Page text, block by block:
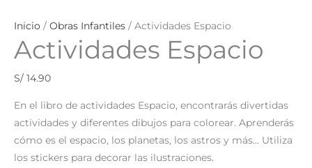
Inicio / Obras Infantiles / Actividades Espacio
Actividades Espacio
S/ 14.90
En el libro de actividades Espacio, encontrarás divertidas
actividades y diferentes dibujos para colorear. Aprenderás
cómo es el espacio, los planetas, los astros y más… Utiliza
los stickers para decorar las ilustraciones.